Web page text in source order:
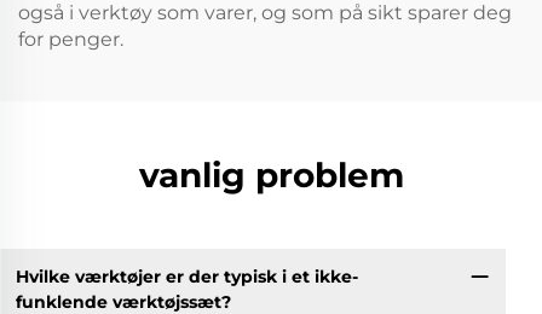
også i verktøy som varer, og som på sikt sparer deg
for penger.
vanlig problem
Hvilke værktøjer er der typisk i et ikke-
funklende værktøjssæt?